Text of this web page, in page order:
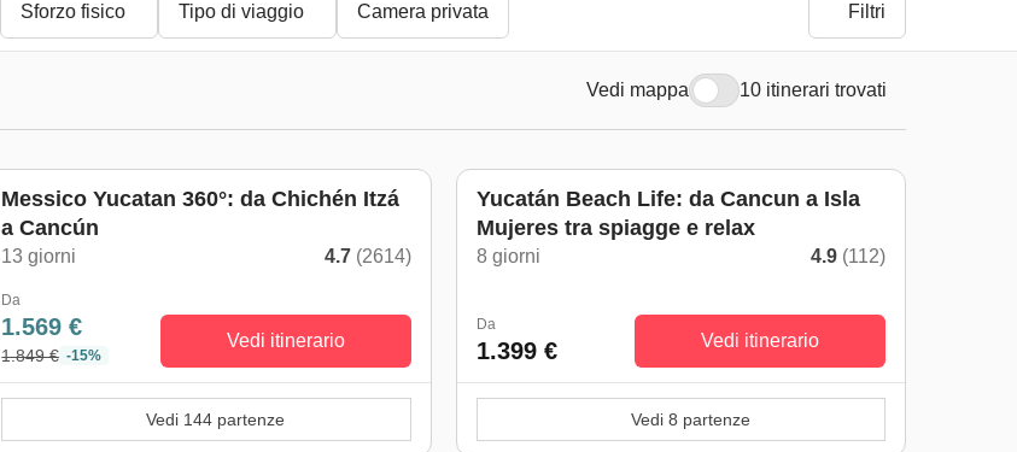
Sforzo fisico Tipo di viaggio Camera privata Filtri
10 itinerari trovati
Vedi mappa
Messico Yucatan 360°: da Chichén Itzá
a Cancún
13 giorni 4.7 (2614)
Da
1.569 €
1.849 € -15%
Vedi itinerario
Vedi 144 partenze
Yucatán Beach Life: da Cancun a Isla
Mujeres tra spiagge e relax
8 giorni 4.9 (112)
Da
1.399 € Vedi itinerario
Vedi 8 partenze